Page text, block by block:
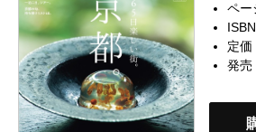
ペー
定価
発売